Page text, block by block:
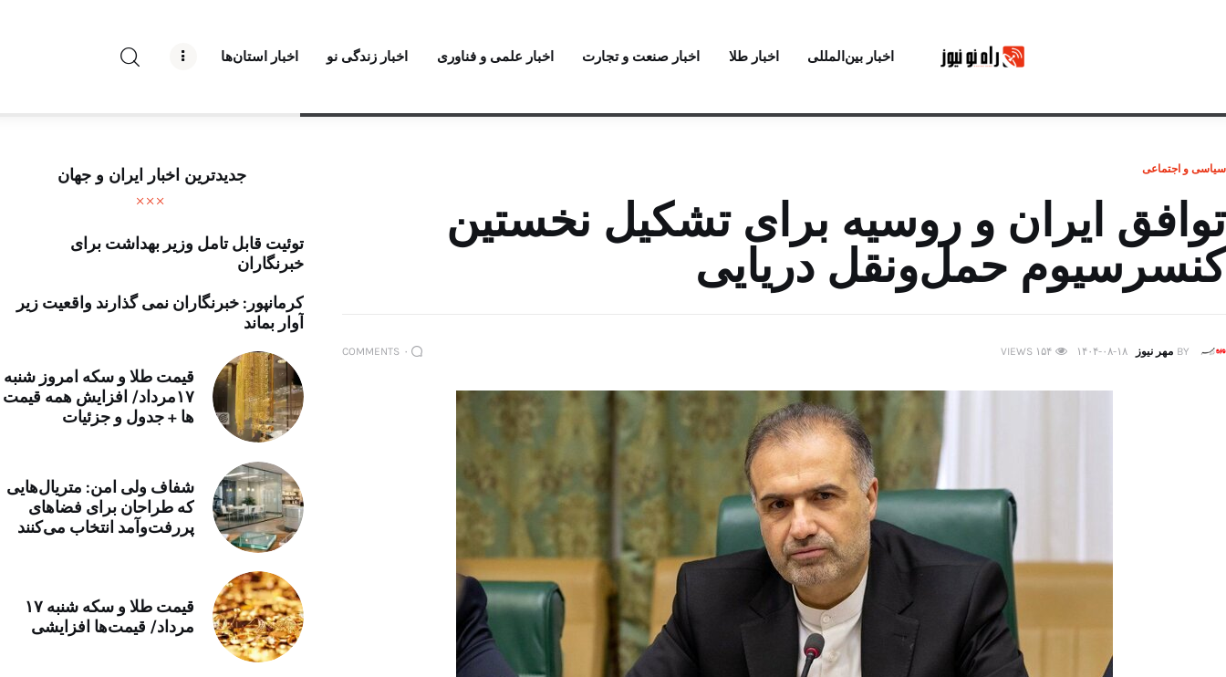
اخبار بین‌المللی اخبار طلا اخبار صنعت و تجارت اخبار علمی و فناوری اخبار زندگی نو اخبار استان‌ها
درباره راه‌ نو نیوز
تبلیغات راه نو نیوز
آوین دیلی
پایگاه خبری آبان
خرید موتور ایمپلنت
سیاسی و اجتماعی
توافق ⁧ایران ⁩و ⁧روسیه⁩ برای تشکیل نخستین
⁧کنسرسیوم⁩ حمل‌ونقل دریایی
BY مهر نیوز ۱۴۰۴-۰۸-۱۸ ۱۵۴ VIEWS ۰ COMMENTS
جدیدترین اخبار ایران و جهان
توئیت قابل تامل وزیر بهداشت برای
خبرنگاران
کرمانپور: خبرنگاران نمی گذارند واقعیت زیر
آوار بماند
قیمت طلا و سکه امروز شنبه
۱۷مرداد/ افزایش همه قیمت
ها + جدول و جزئیات
شفاف ولی امن: متریال‌هایی
که طراحان برای فضاهای
پررفت‌وآمد انتخاب می‌کنند
قیمت طلا و سکه شنبه ۱۷
مرداد/ قیمت‌ها افزایشی